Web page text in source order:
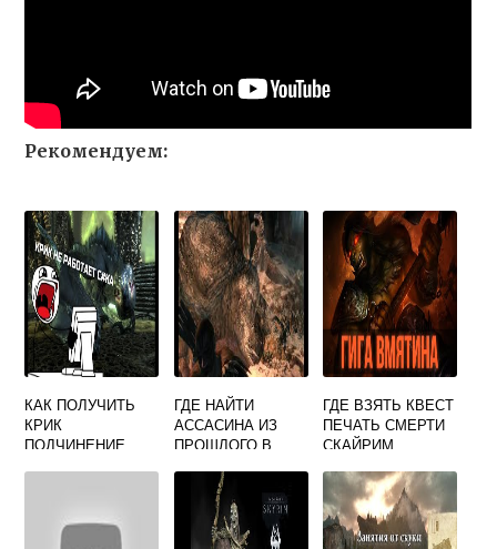
Рекомендуем:
КАК ПОЛУЧИТЬ
КРИК
ПОДЧИНЕНИЕ
ГДЕ НАЙТИ
АССАСИНА ИЗ
ПРОШЛОГО В
ГДЕ ВЗЯТЬ КВЕСТ
ПЕЧАТЬ СМЕРТИ
СКАЙРИМ